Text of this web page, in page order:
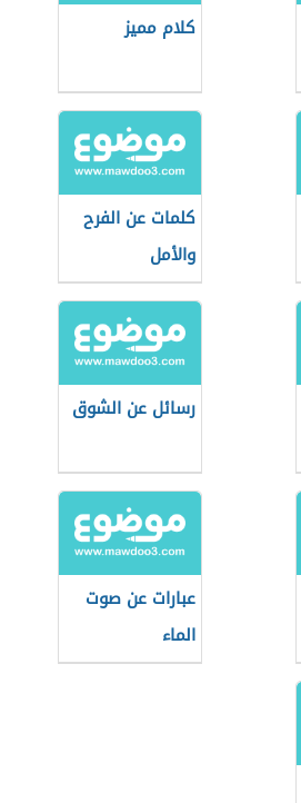
كلام مميز
كلمات عن الفرح
والأمل
رسائل عن الشوق
عبارات عن صوت
الماء